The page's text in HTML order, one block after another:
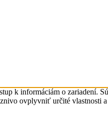
k informáciám o zariadení.
ovplyvniť určité vlastnosti